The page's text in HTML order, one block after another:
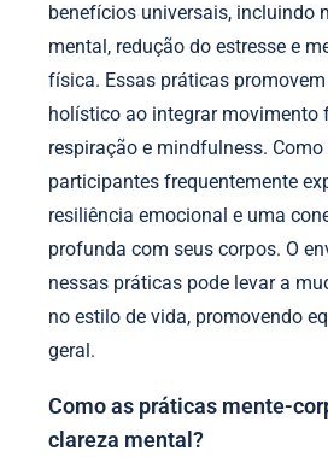
benefícios universais, incluindo
mental, redução do estresse e
física. Essas práticas
holístico ao integrar movimento
respiração e mindfulness.
participantes frequentemente
resiliência emocional e uma
profunda com seus corpos. O
nessas práticas pode levar a
no estilo de vida, promovendo
geral.
Como as práticas mente-
clareza mental?